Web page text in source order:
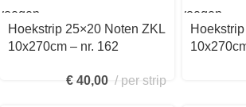
Hoekstrip 25×20 Noten ZKL
10x270cm – nr. 162
€ 40,00 per strip
Toevoegen
aan
winkelwagen